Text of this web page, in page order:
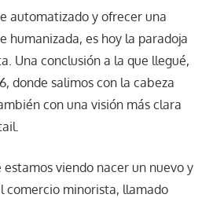
automatizado y ofrecer una
humanizada, es hoy la paradoja
Una conclusión a la que llegué,
donde salimos con la cabeza
con una visión más clara
viendo nacer un nuevo y
comercio minorista, llamado